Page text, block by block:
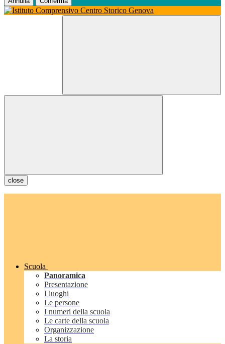
close
Scuola
Panoramica
Presentazione
I luoghi
Le persone
I numeri della scuola
Le carte della scuola
Organizzazione
La storia